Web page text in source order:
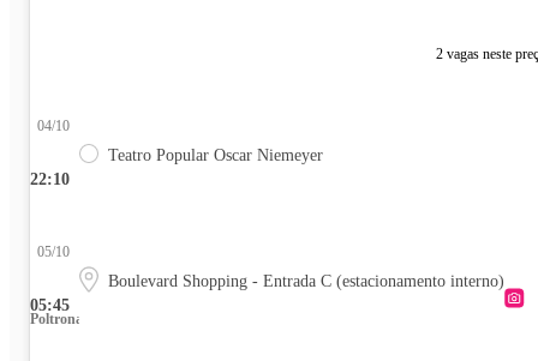
2 vagas neste
22:10
04/10
Teatro Popular Oscar Niemeyer
05:45
05/10
Boulevard Shopping - Entrada C (estacionamento interno)
Poltrona